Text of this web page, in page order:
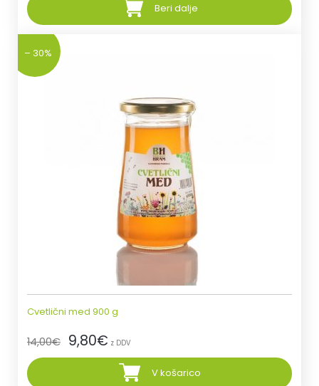
Beri dalje
– 30%
Cvetlični med 900 g
14,00€ 9,80€ z DDV
V košarico